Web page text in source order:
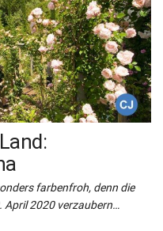
farbenfroh, denn die
April 2020 verzaubern…